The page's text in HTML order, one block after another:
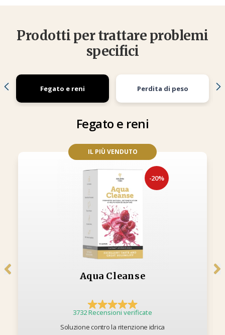
Prodotti per trattare problemi
specifici
Fegato e reni Perdita di peso
Fegato e reni
IL PIÙ VENDUTO
-20%
Aqua Cleanse
3732 Recensioni verificate
Soluzione contro la ritenzione idrica